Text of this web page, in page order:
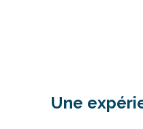
Une